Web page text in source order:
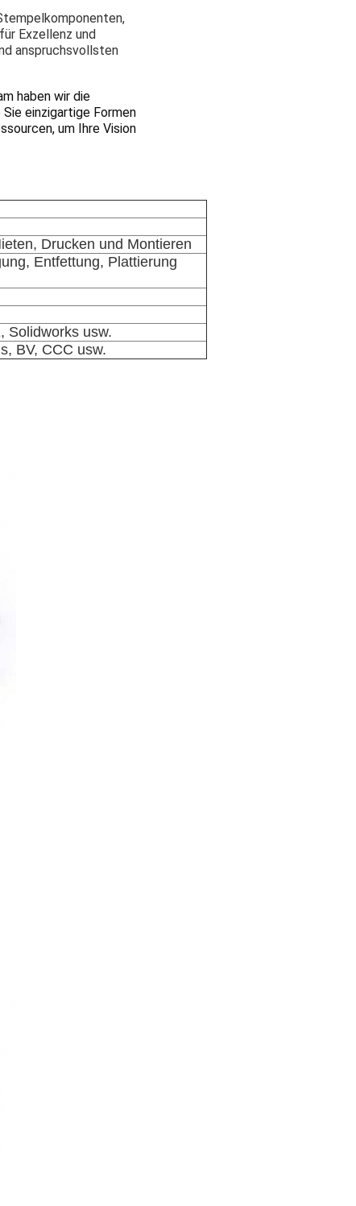
Exzellenz und
anspruchsvollsten
haben wir die
einzigartige Formen
um Ihre Vision
Drucken und Montieren
Entfettung, Plattierung
Solidworks usw.
BV, CCC usw.